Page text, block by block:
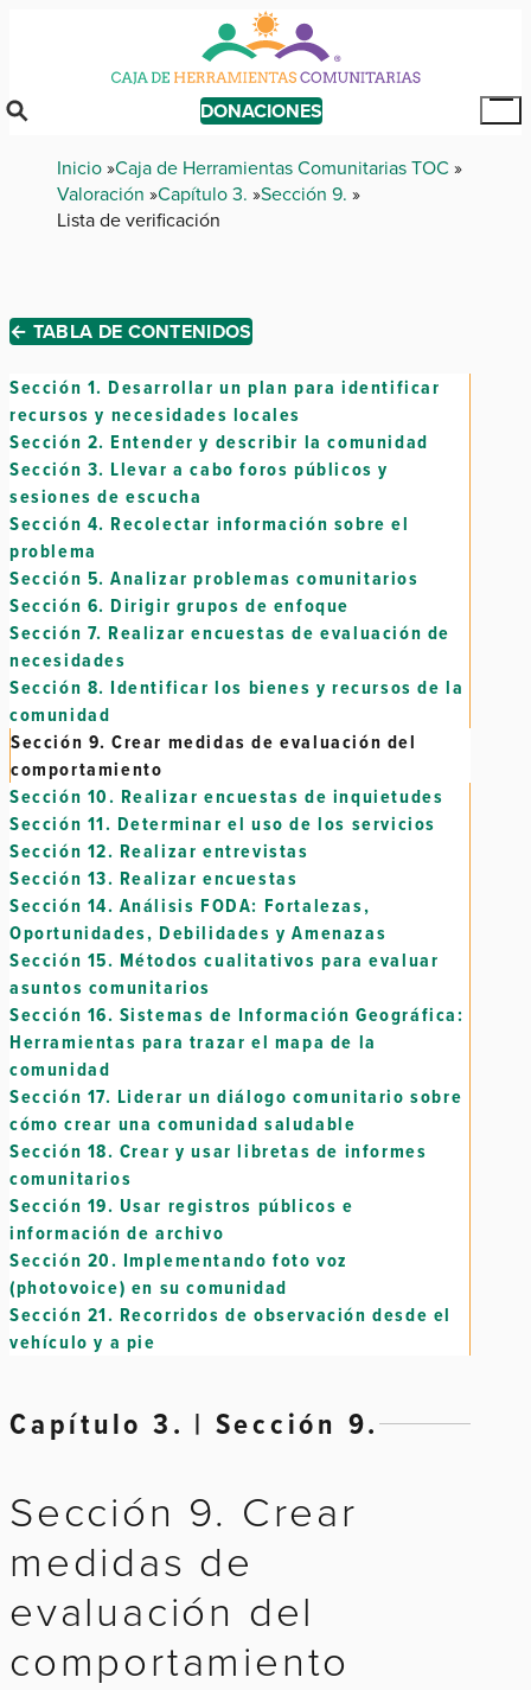
content
DONACIONES
Breadcrumb
Inicio Caja de Herramientas Comunitarias TOC
Valoración Capítulo 3. Sección 9.
Lista de verificación
← TABLA DE CONTENIDOS
Sección 1. Desarrollar un plan para identificar
recursos y necesidades locales
Sección 2. Entender y describir la comunidad
Sección 3. Llevar a cabo foros públicos y
sesiones de escucha
Sección 4. Recolectar información sobre el
problema
Sección 5. Analizar problemas comunitarios
Sección 6. Dirigir grupos de enfoque
Sección 7. Realizar encuestas de evaluación de
necesidades
Sección 8. Identificar los bienes y recursos de la
comunidad
Sección 9. Crear medidas de evaluación del
comportamiento
Sección 10. Realizar encuestas de inquietudes
Sección 11. Determinar el uso de los servicios
Sección 12. Realizar entrevistas
Sección 13. Realizar encuestas
Sección 14. Análisis FODA: Fortalezas,
Oportunidades, Debilidades y Amenazas
Sección 15. Métodos cualitativos para evaluar
asuntos comunitarios
Sección 16. Sistemas de Información Geográfica:
Herramientas para trazar el mapa de la
comunidad
Sección 17. Liderar un diálogo comunitario sobre
cómo crear una comunidad saludable
Sección 18. Crear y usar libretas de informes
comunitarios
Sección 19. Usar registros públicos e
información de archivo
Sección 20. Implementando foto voz
(photovoice) en su comunidad
Sección 21. Recorridos de observación desde el
vehículo y a pie
Capítulo 3. | Sección 9.
Sección 9. Crear
medidas de
evaluación del
comportamiento